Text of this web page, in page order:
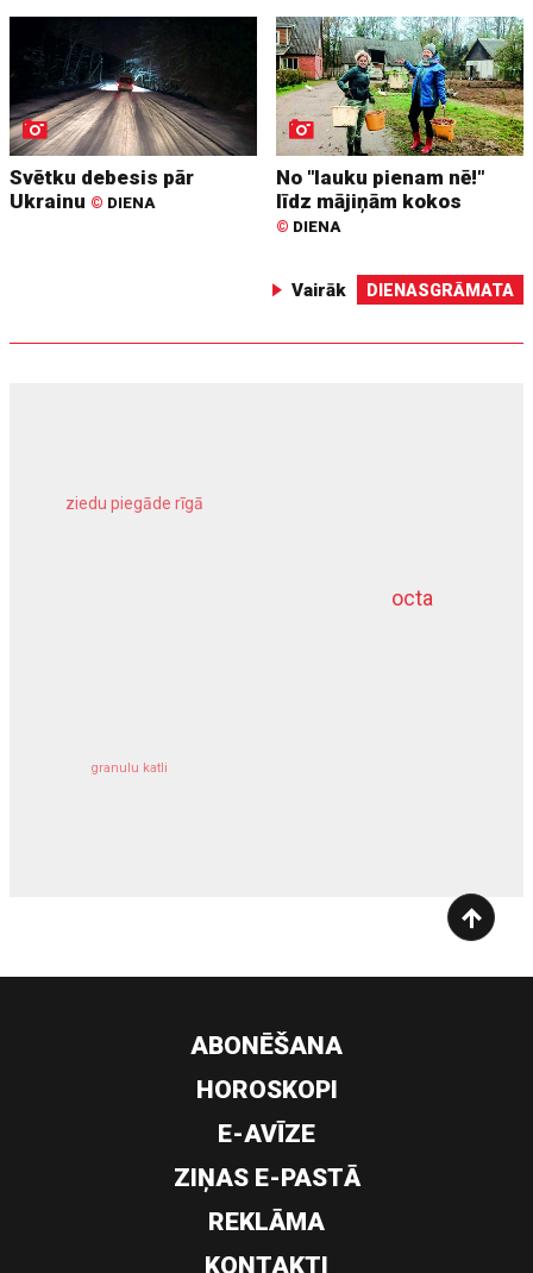
Svētku debesis pār
Ukrainu © DIENA
No "lauku pienam nē!"
līdz mājiņām kokos
© DIENA
Vairāk DIENASGRĀMATA
octa
ziedu piegāde rīgā
granulu katli
dziļurbums
ABONĒŠANA
HOROSKOPI
E-AVĪZE
ZIŅAS E-PASTĀ
REKLĀMA
KONTAKTI